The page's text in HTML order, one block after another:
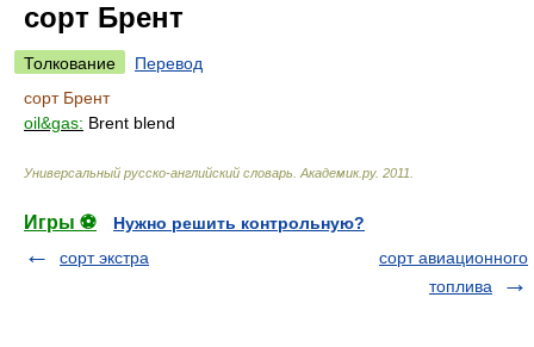
сорт Брент
Толкование
Перевод
сорт Брент
oil&gas: Brent blend
Универсальный русско-английский словарь Академик.ру. 2011
Игры ⚽
Нужно решить контрольную?
сорт экстра
сорт авиационного
топлива